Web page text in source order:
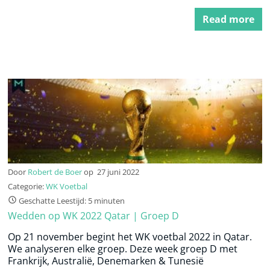
Read more
Door Robert de Boerop 27 juni 2022
Categorie:WK Voetbal
Geschatte Leestijd: 5 minuten
Wedden op WK 2022 Qatar | Groep D
Op 21 november begint het WK voetbal 2022 in Qatar.
We analyseren elke groep. Deze week groep D met
Frankrijk, Australië, Denemarken & Tunesië